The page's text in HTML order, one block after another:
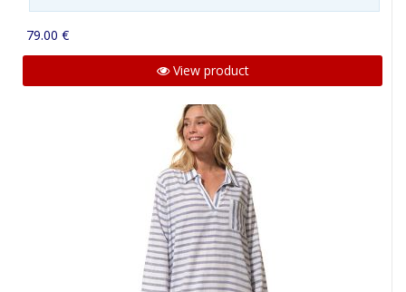
79.00 €
View product